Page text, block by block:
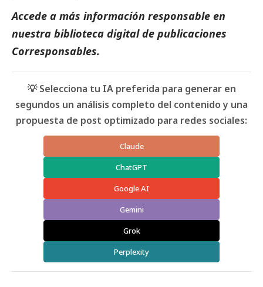
Accede a más información responsable en
nuestra biblioteca digital de publicaciones
Corresponsables.
💡 Selecciona tu IA preferida para generar en
segundos un análisis completo del contenido y una
propuesta de post optimizado para redes sociales:
Claude
ChatGPT
Google AI
Gemini
Grok
Perplexity